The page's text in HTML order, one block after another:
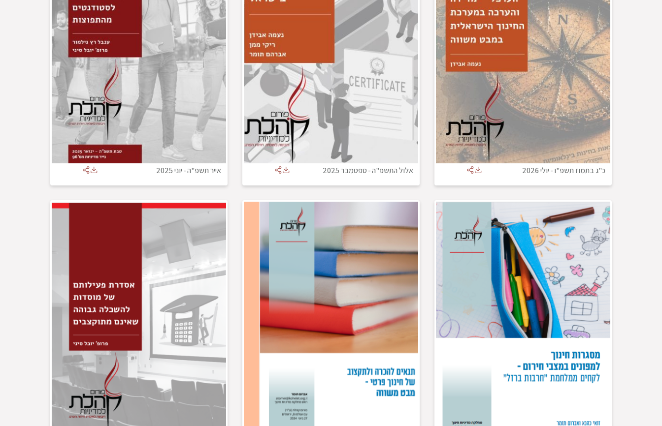
כ"ג בתמוז תשפ"ו-יולי 2026 אלול התשפ"ה-ספטמבר 2025 אייר תשפ"ה-יוני 2025